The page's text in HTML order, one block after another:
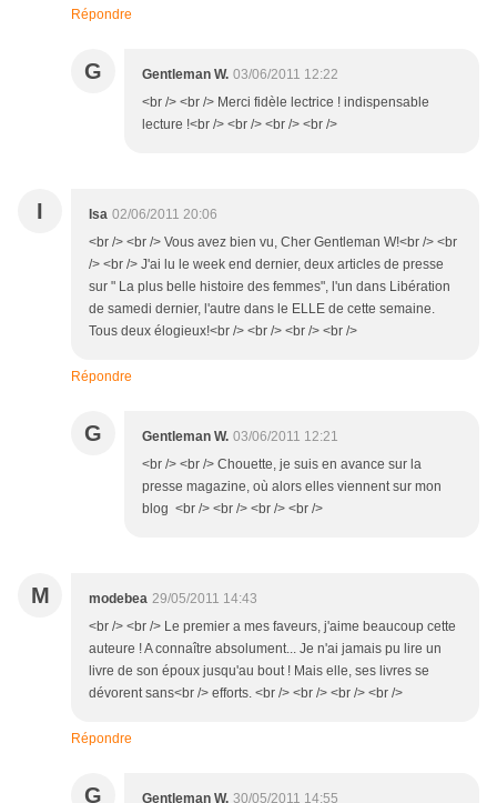
Répondre
G Gentleman W. 03/06/2011 12:22
<br /> <br /> Merci fidèle lectrice ! indispensable
lecture !<br /> <br /> <br /> <br />
I Isa 02/06/2011 20:06
<br /> <br /> Vous avez bien vu, Cher Gentleman W!<br /> <br
/> <br /> J'ai lu le week end dernier, deux articles de presse
sur " La plus belle histoire des femmes", l'un dans Libération
de samedi dernier, l'autre dans le ELLE de cette semaine.
Tous deux élogieux!<br /> <br /> <br /> <br />
Répondre
G Gentleman W. 03/06/2011 12:21
<br /> <br /> Chouette, je suis en avance sur la
presse magazine, où alors elles viennent sur mon
blog <br /> <br /> <br /> <br />
M modebea 29/05/2011 14:43
<br /> <br /> Le premier a mes faveurs, j'aime beaucoup cette
auteure ! A connaître absolument... Je n'ai jamais pu lire un
livre de son époux jusqu'au bout ! Mais elle, ses livres se
dévorent sans<br /> efforts. <br /> <br /> <br /> <br />
Répondre
G Gentleman W. 30/05/2011 14:55